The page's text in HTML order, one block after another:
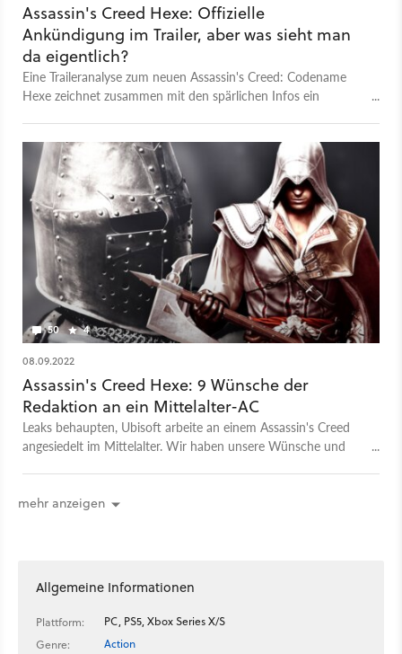
Assassin's Creed Hexe: Offizielle
Ankündigung im Trailer, aber was sieht man
da eigentlich?
Eine Traileranalyse zum neuen Assassin's Creed: Codename
Hexe zeichnet zusammen mit den spärlichen Infos ein
50 4
08.09.2022
Assassin's Creed Hexe: 9 Wünsche der
Redaktion an ein Mittelalter-AC
Leaks behaupten, Ubisoft arbeite an einem Assassin's Creed
angesiedelt im Mittelalter. Wir haben unsere Wünsche und
mehr anzeigen
Allgemeine Informationen
Plattform:
PC, PS5, Xbox Series X/S
Genre:
Action